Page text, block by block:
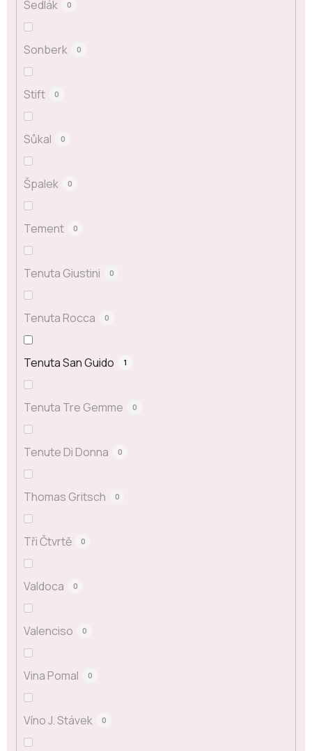
Sedlák 0
Sonberk 0
Stift 0
Sůkal 0
Špalek 0
Tement 0
Tenuta Giustini 0
Tenuta Rocca 0
Tenuta San Guido 1
Tenuta Tre Gemme 0
Tenute Di Donna 0
Thomas Gritsch 0
Tři Čtvrtě 0
Valdoca 0
Valenciso 0
Vina Pomal 0
Víno J. Stávek 0